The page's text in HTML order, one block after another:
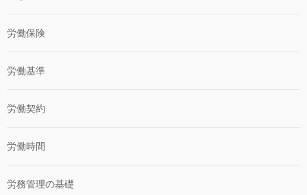
労働保険
労働基準
労働契約
労働時間
労務管理の基礎